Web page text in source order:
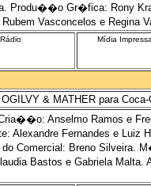
Produ��o Gr�fica: Rony
Vasconcelos e Regina
Rádio Mídia
& MATHER para Coca-
Anselmo Ramos e
Alexandre Fernandes e
Breno Silveira.
Bastos e Gabriela